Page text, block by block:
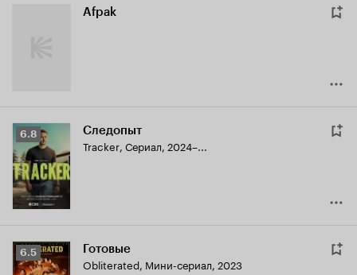
Afpak
Рейтинг
Кинопоиска
6.8
6.8 Следопыт
Tracker, Сериал, 2024–...
Рейтинг
Кинопоиска
6.5 Готовые
Obliterated, Мини-сериал, 2023